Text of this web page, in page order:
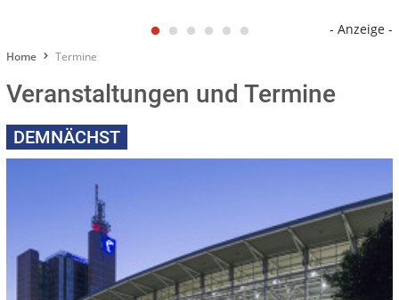
- Anzeige -
Home Termine
Veranstaltungen und Termine
DEMNÄCHST